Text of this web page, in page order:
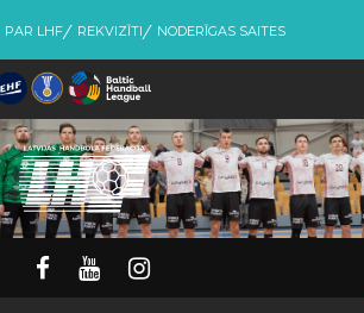
PAR LHF REKVIZĪTI NODERĪGAS SAITES